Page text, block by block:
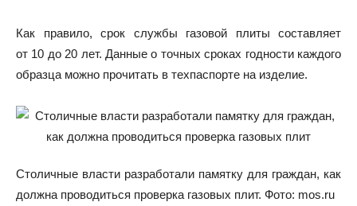
Как правило, срок службы газовой плиты составляет
от 10 до 20 лет. Данные о точных сроках годности каждого
образца можно прочитать в техпаспорте на изделие.
Столичные власти разработали памятку для граждан, как
должна проводиться проверка газовых плит. Фото: mos.ru